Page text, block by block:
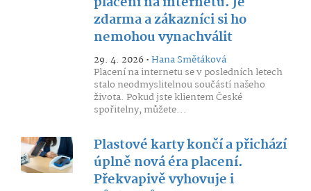
zdarma a zákazníci si ho
nemohou vynachválit
29. 4. 2026 •Hana Smětáková
Placení na internetu se v posledních letech
stalo neodmyslitelnou součástí našeho
života. Pokud jste klientem České
spořitelny, můžete...
Plastové karty končí a přichází
úplně nová éra placení.
Překvapivě vyhovuje i